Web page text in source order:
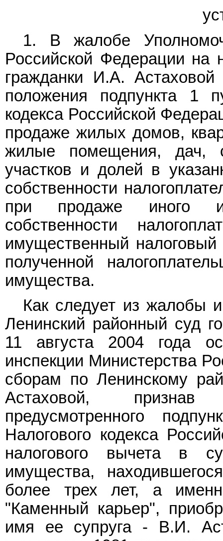
1. В жалобе
Российской Федерации на
гражданки И.А. Астаховой
положения подпункта 1
кодекса Российской
продаже жилых домов,
жилые помещения, дач,
участков и долей в
собственности
при продаже иного
собственности
имущественный
полученной
имущества.
Как следует из жалобы
Ленинский районный суд
11 августа 2004 года
инспекции Министерства
сборам по Ленинскому
Астаховой, признав
предусмотренного
Налогового кодекса
налогового вычета в
имущества,
более трех лет, а
"Каменный карьер",
имя ее супруга - В.И.